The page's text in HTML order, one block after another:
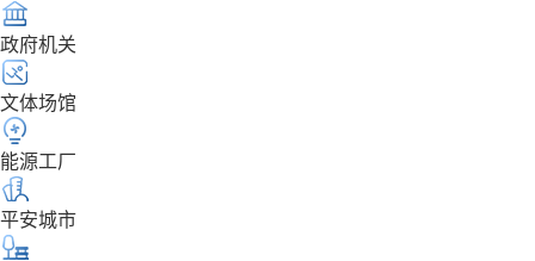
政府机关
文体场馆
能源工厂
平安城市